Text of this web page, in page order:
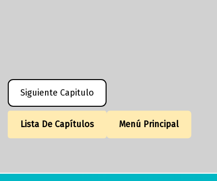
Siguiente Capitulo
Lista De Capítulos Menú Principal
Navegación de entradas